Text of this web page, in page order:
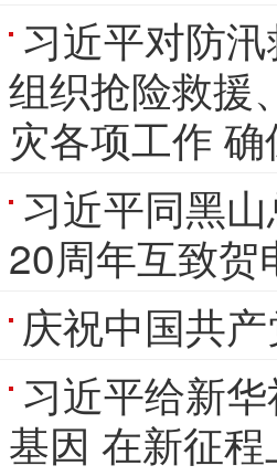
习近平对防
组织抢险救援
灾各项工作
习近平同黑
20周年互致贺
庆祝中国共
习近平给新
基因 在新征